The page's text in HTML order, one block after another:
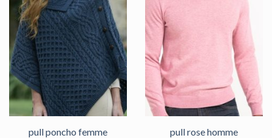
pull poncho femme
pull rose homme